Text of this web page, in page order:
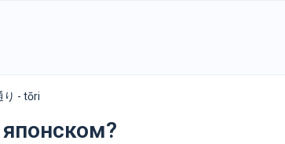
り - tōri
японском?